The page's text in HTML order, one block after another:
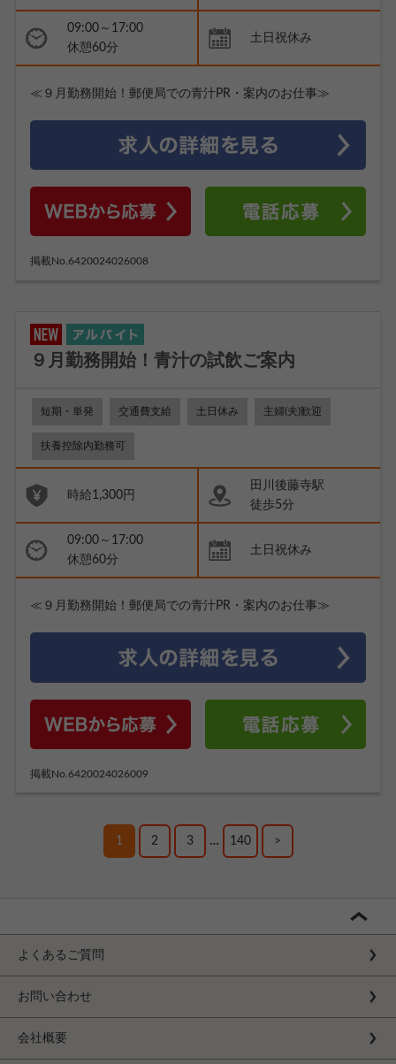
09:00～17:00
休憩60分
土日祝休み
≪９月勤務開始！郵便局での青汁PR・案内のお仕事≫
掲載No.6420024026008
９月勤務開始！青汁の試飲ご案内
短期・単発 交通費支給 土日休み 主婦(夫)歓迎
扶養控除内勤務可
時給1,300円
田川後藤寺駅
徒歩5分
09:00～17:00
休憩60分
土日祝休み
≪９月勤務開始！郵便局での青汁PR・案内のお仕事≫
掲載No.6420024026009
1 2 3 … 140 >
よくあるご質問
お問い合わせ
会社概要